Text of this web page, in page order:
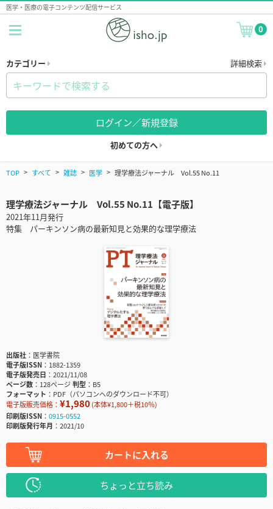
医学・医療の電子コンテンツ配信サービス
0
カテゴリー 詳細検索
ログイン／新規登録
初めての方へ
TOP すべて 雑誌 医学 理学療法ジャーナル Vol.55 No.11
理学療法ジャーナル Vol.55 No.11【電子版】
2021年11月発行
特集 パーキンソン病の最新知見と効果的な理学療法
出版社
医学書院
電子版ISSN
1882-1359
電子版発売日
2021/11/08
ページ数
128ページ判型
B5
フォーマット
PDF（パソコンへのダウンロード不可）
電子版販売価格： ¥1,980(本体¥1,800＋税10％)
印刷版ISSN
0915-0552
印刷版発行年月
2021/10
カートに入れる
ちょっと立ち読み